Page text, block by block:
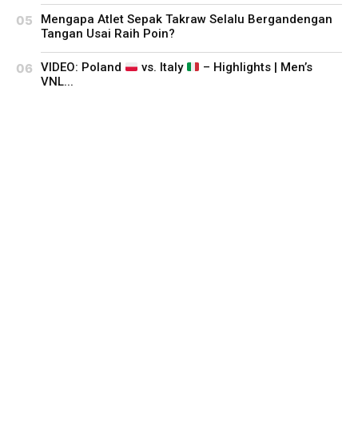
Mengapa Atlet Sepak Takraw Selalu Bergandengan
Tangan Usai Raih Poin?
VIDEO: Poland vs. Italy
– Highlights | Men’s
VNL...